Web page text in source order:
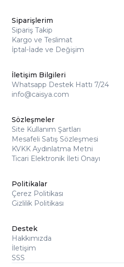
Siparişlerim
Sipariş Takip
Kargo ve Teslimat
İptal-İade ve Değişim
İletişim Bilgileri
Whatsapp Destek Hattı 7/24
info@caisya.com
Sözleşmeler
Site Kullanım Şartları
Mesafeli Satış Sözleşmesi
KVKK Aydınlatma Metni
Ticari Elektronik İleti Onayı
Politikalar
Çerez Politikası
Gizlilik Politikası
Destek
Hakkımızda
İletişim
SSS